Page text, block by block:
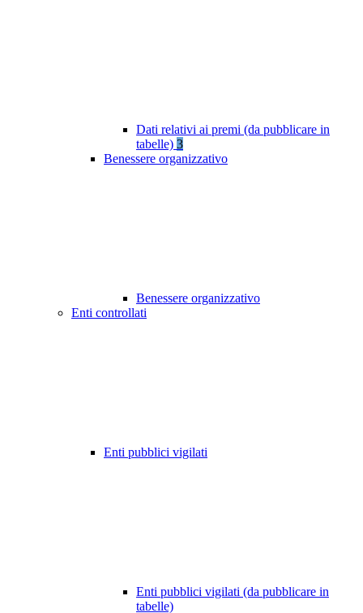
Dati relativi ai premi (da pubblicare in
tabelle) 3
Benessere organizzativo
Benessere organizzativo
Enti controllati
Enti pubblici vigilati
Enti pubblici vigilati (da pubblicare in
tabelle)